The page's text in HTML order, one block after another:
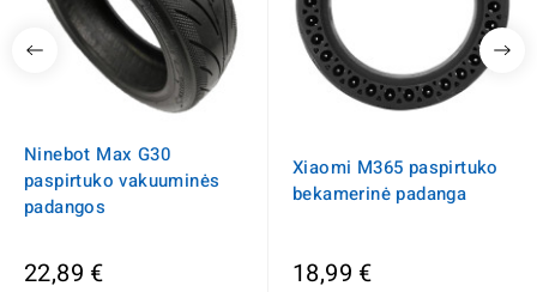
Ninebot Max G30
paspirtuko vakuuminės
padangos
22,89 €
Xiaomi M365 paspirtuko
bekamerinė padanga
18,99 €